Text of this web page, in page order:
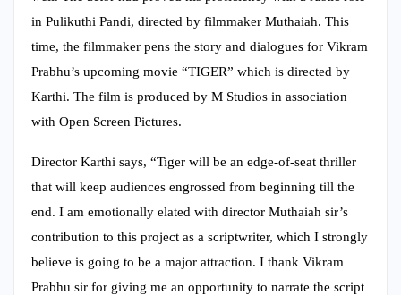
in Pulikuthi Pandi, directed by filmmaker Muthaiah. This
time, the filmmaker pens the story and dialogues for Vikram
Prabhu’s upcoming movie “TIGER” which is directed by
Karthi. The film is produced by M Studios in association
with Open Screen Pictures.
Director Karthi says, “Tiger will be an edge-of-seat thriller
that will keep audiences engrossed from beginning till the
end. I am emotionally elated with director Muthaiah sir’s
contribution to this project as a scriptwriter, which I strongly
believe is going to be a major attraction. I thank Vikram
Prabhu sir for giving me an opportunity to narrate the script